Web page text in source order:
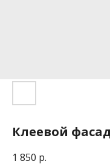
Клеевой
1 850 р.